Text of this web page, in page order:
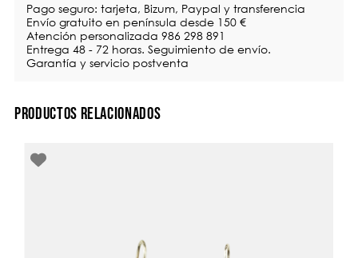
Pago seguro: tarjeta, Bizum, Paypal y transferencia
Envío gratuito en península desde 150 €
Atención personalizada 986 298 891
Entrega 48 - 72 horas. Seguimiento de envío.
Garantía y servicio postventa
PRODUCTOS RELACIONADOS